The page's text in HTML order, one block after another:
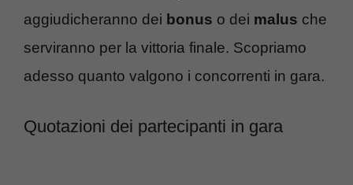
aggiudicheranno dei bonus o dei malus che
serviranno per la vittoria finale. Scopriamo
adesso quanto valgono i concorrenti in gara.
Quotazioni dei partecipanti in gara